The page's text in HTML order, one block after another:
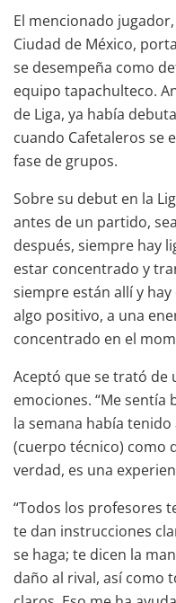
El mencionado
Ciudad de México,
se desempeña como
equipo tapachulteco.
de Liga, ya había
cuando Cafetaleros se
fase de grupos.
Sobre su debut en la
antes de un partido,
después, siempre hay
estar concentrado y
siempre están allí y
algo positivo, a una
concentrado en el
Aceptó que se trató de
emociones. “Me
la semana había
(cuerpo técnico) como
verdad, es una
“Todos los profesores
te dan instrucciones
se haga; te dicen la
daño al rival, así como